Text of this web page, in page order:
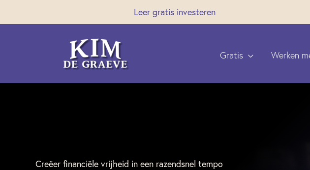
Leer gratis investeren
Gratis Werken
Creëer financiële vrijheid in een razendsnel tempo